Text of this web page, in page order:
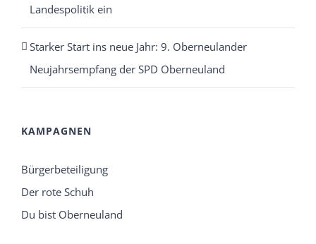
Landespolitik ein
Starker Start ins neue Jahr: 9. Oberneulander
Neujahrsempfang der SPD Oberneuland
KAMPAGNEN
Bürgerbeteiligung
Der rote Schuh
Du bist Oberneuland